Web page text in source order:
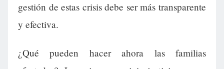
gestión de estas crisis debe ser más transparente
y efectiva.
¿Qué pueden hacer ahora las familias